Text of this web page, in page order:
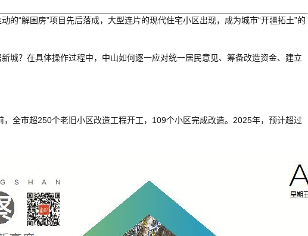
“解困房”项目先后落成，大型连片的现代住宅小区出现，成为城市“开疆拓土”的
城？在具体操作过程中，中山如何逐一应对统一居民意见、筹备改造资金、建立
全市超250个老旧小区改造工程开工，109个小区完成改造。2025年，预计超过